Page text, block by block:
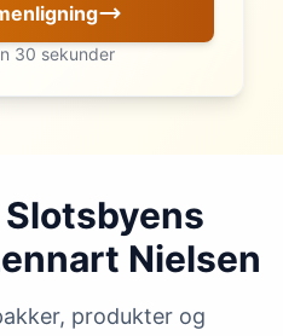
30 sekunder
Nielsen
produkter og